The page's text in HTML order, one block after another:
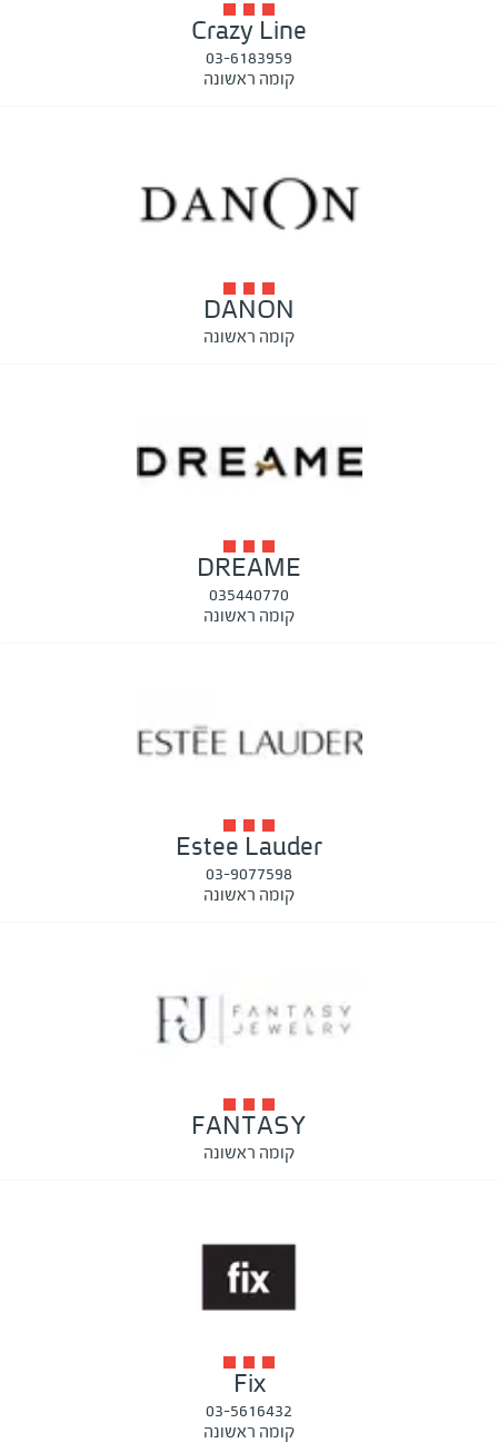
Crazy Line
03-6183959
קומה ראשונה
DANON
קומה ראשונה
DREAME
035440770
קומה ראשונה
Estee Lauder
03-9077598
קומה ראשונה
FANTASY
קומה ראשונה
Fix
03-5616432
קומה ראשונה